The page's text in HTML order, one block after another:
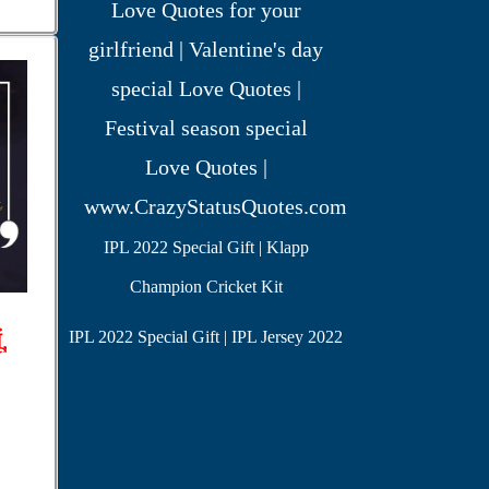
IPL 2022 Special Gift | Klapp
Champion Cricket Kit
IPL 2022 Special Gift | IPL Jersey 2022